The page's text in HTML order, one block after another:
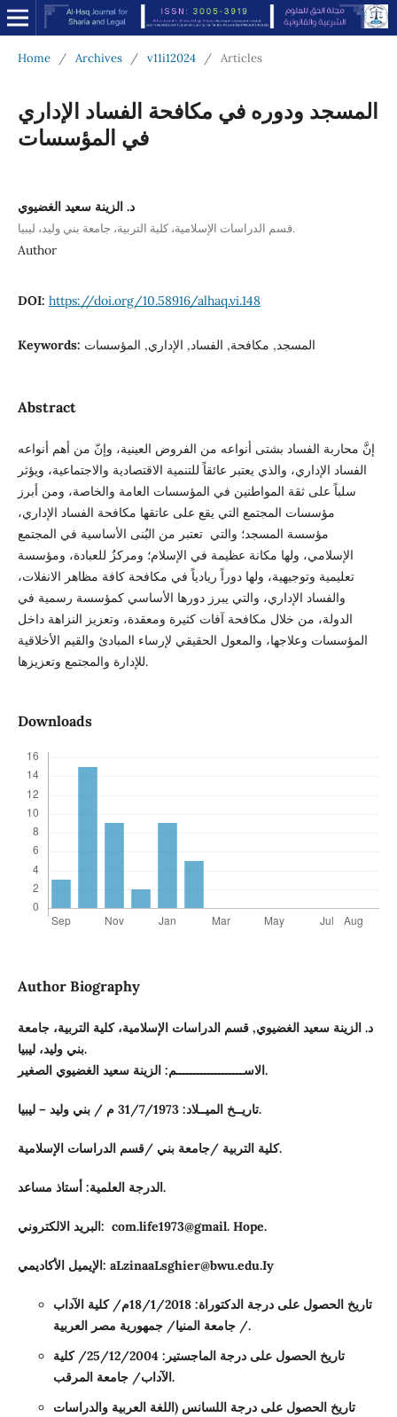
Home / Archives / v11i12024 / Articles
المسجد ودوره في مكافحة الفساد الإداري
في المؤسسات
د. الزينة سعيد الغضيوي
قسم الدراسات الإسلامية، كلية التربية، جامعة بني وليد، ليبيا.
Author
DOI: https://doi.org/10.58916/alhaq.vi.148
Keywords: المسجد, مكافحة, الفساد, الإداري, المؤسسات
Abstract
إنَّ محاربة الفساد بشتى أنواعه من الفروض العينية، وإنّ من أهم أنواعه
الفساد الإداري، والذي يعتبر عائقاً للتنمية الاقتصادية والاجتماعية، ويؤثر
سلباً على ثقة المواطنين في المؤسسات العامة والخاصة، ومن أبرز
مؤسسات المجتمع التي يقع على عاتقها مكافحة الفساد الإداري،
مؤسسة المسجد؛ والتي تعتبر من البُنى الأساسية في المجتمع
الإسلامي، ولها مكانة عظيمة في الإسلام؛ ومركزٌ للعبادة، ومؤسسة
تعليمية وتوجيهية، ولها دوراً ريادياً في مكافحة كافة مظاهر الانفلات،
والفساد الإداري، والتي يبرز دورها الأساسي كمؤسسة رسمية في
الدولة، من خلال مكافحة آفات كثيرة ومعقدة، وتعزيز النزاهة داخل
المؤسسات وعلاجها، والمعول الحقيقي لإرساء المبادئ والقيم الأخلاقية
للإدارة والمجتمع وتعزيزها.
Downloads
Author Biography
د. الزينة سعيد الغضيوي, قسم الدراسات الإسلامية، كلية التربية، جامعة
بني وليد، ليبيا.
الاســـــــــــــــــــم: الزينة سعيد الغضيوي الصغير.
تاريــخ الميــلاد: 31/7/1973 م / بني وليد – ليبيا.
كلية التربية /جامعة بني /قسم الدراسات الإسلامية.
الدرجة العلمية: أستاذ مساعد.
البريد الالكتروني: com.life1973@gmail.Hope.
الإيميل الأكاديمي: aLzinaaLsghier@bwu.edu.Iy
تاريخ الحصول على درجة الدكتوراة: 18/1/2018م/ كلية الآداب
/ جامعة المنيا/ جمهورية مصر العربية.
تاريخ الحصول على درجة الماجستير: 25/12/2004/ كلية
الآداب/ جامعة المرقب.
تاريخ الحصول على درجة اللسانس (اللغة العربية والدراسات